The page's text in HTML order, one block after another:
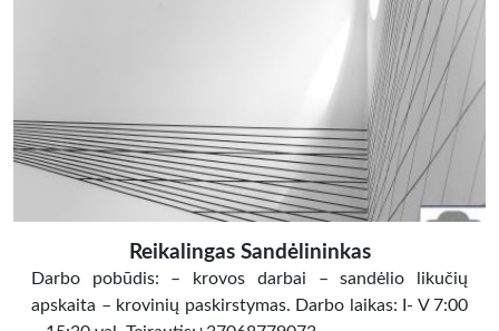
Reikalingas Sandėlininkas
Darbo pobūdis: – krovos darbai – sandėlio likučių
apskaita – krovinių paskirstymas. Darbo laikas: I- V 7:00